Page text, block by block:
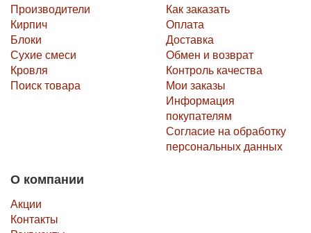
Производители
Кирпич
Блоки
Сухие смеси
Кровля
Поиск товара
Как заказать
Оплата
Доставка
Обмен и возврат
Контроль качества
Мои заказы
Информация
покупателям
Согласие на обработку
персональных данных
О компании
Акции
Контакты